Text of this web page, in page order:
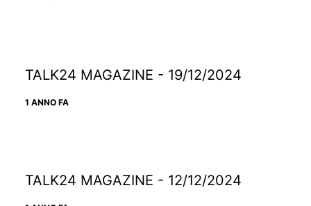
TALK24 MAGAZINE - 19/12/2024
1 ANNO FA
TALK24 MAGAZINE - 12/12/2024